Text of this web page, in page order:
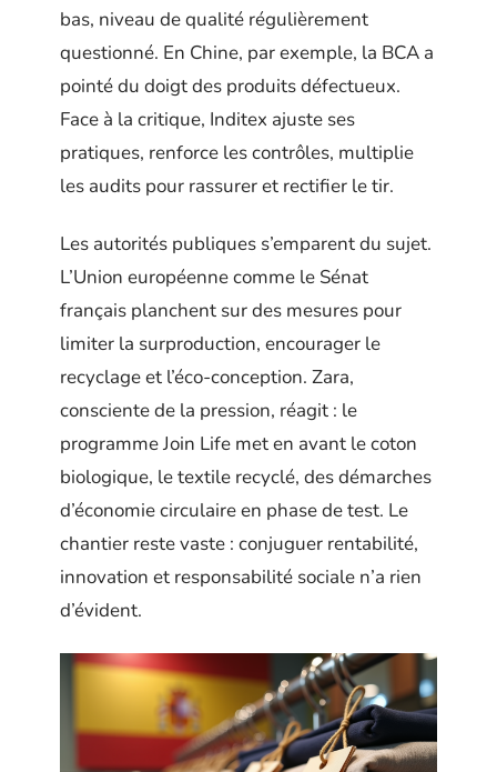
bas, niveau de qualité régulièrement
questionné. En Chine, par exemple, la BCA a
pointé du doigt des produits défectueux.
Face à la critique, Inditex ajuste ses
pratiques, renforce les contrôles, multiplie
les audits pour rassurer et rectifier le tir.
Les autorités publiques s’emparent du sujet.
L’Union européenne comme le Sénat
français planchent sur des mesures pour
limiter la surproduction, encourager le
recyclage et l’éco-conception. Zara,
consciente de la pression, réagit : le
programme Join Life met en avant le coton
biologique, le textile recyclé, des démarches
d’économie circulaire en phase de test. Le
chantier reste vaste : conjuguer rentabilité,
innovation et responsabilité sociale n’a rien
d’évident.